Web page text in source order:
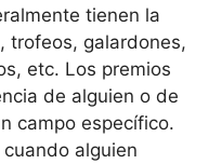
tienen la
trofeos, galardones,
etc. Los premios
de alguien o de
campo específico.
alguien